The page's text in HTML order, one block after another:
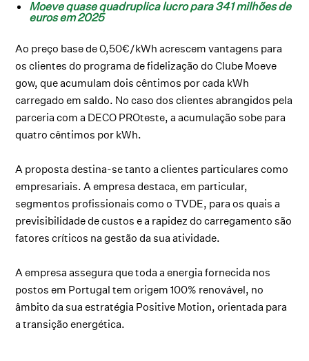
Moeve quase quadruplica lucro para 341 milhões de
euros em 2025
Ao preço base de 0,50€/kWh acrescem vantagens para
os clientes do programa de fidelização do Clube Moeve
gow, que acumulam dois cêntimos por cada kWh
carregado em saldo. No caso dos clientes abrangidos pela
parceria com a DECO PROteste, a acumulação sobe para
quatro cêntimos por kWh.
A proposta destina-se tanto a clientes particulares como
empresariais. A empresa destaca, em particular,
segmentos profissionais como o TVDE, para os quais a
previsibilidade de custos e a rapidez do carregamento são
fatores críticos na gestão da sua atividade.
A empresa assegura que toda a energia fornecida nos
postos em Portugal tem origem 100% renovável, no
âmbito da sua estratégia Positive Motion, orientada para
a transição energética.